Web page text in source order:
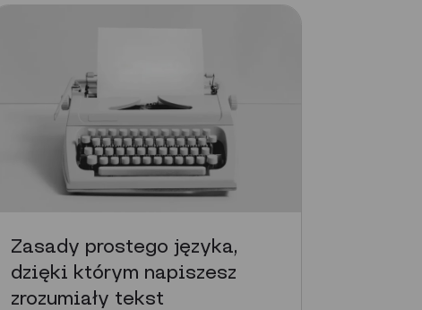
Zasady prostego języka,
dzięki którym napiszesz
zrozumiały tekst